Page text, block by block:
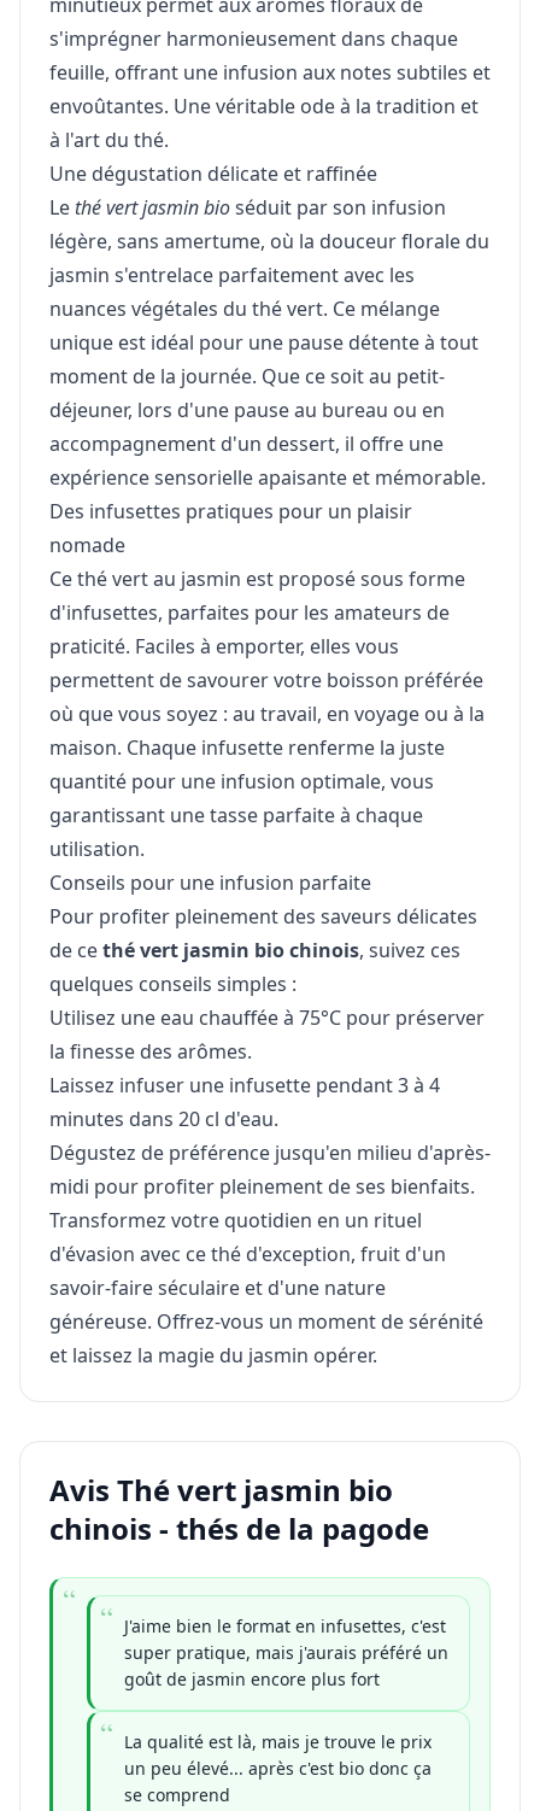
s'imprégner harmonieusement dans chaque
feuille, offrant une infusion aux notes subtiles et
envoûtantes. Une véritable ode à la tradition et
à l'art du thé.
Une dégustation délicate et raffinée
Le thé vert jasmin bioséduit par son infusion
légère, sans amertume, où la douceur florale du
jasmin s'entrelace parfaitement avec les
nuances végétales du thé vert. Ce mélange
unique est idéal pour une pause détente à tout
moment de la journée. Que ce soit au petit-
déjeuner, lors d'une pause au bureau ou en
accompagnement d'un dessert, il offre une
expérience sensorielle apaisante et mémorable.
Des infusettes pratiques pour un plaisir
nomade
Ce thé vert au jasmin est proposé sous forme
d'infusettes, parfaites pour les amateurs de
praticité. Faciles à emporter, elles vous
permettent de savourer votre boisson préférée
où que vous soyez : au travail, en voyage ou à la
maison. Chaque infusette renferme la juste
quantité pour une infusion optimale, vous
garantissant une tasse parfaite à chaque
utilisation.
Conseils pour une infusion parfaite
Pour profiter pleinement des saveurs délicates
de cethé vert jasmin bio chinois, suivez ces
quelques conseils simples :
Utilisez une eau chauffée à 75°C pour préserver
la finesse des arômes.
Laissez infuser une infusette pendant 3 à 4
minutes dans 20 cl d'eau.
Dégustez de préférence jusqu'en milieu d'après-
midi pour profiter pleinement de ses bienfaits.
Transformez votre quotidien en un rituel
d'évasion avec ce thé d'exception, fruit d'un
savoir-faire séculaire et d'une nature
généreuse. Offrez-vous un moment de sérénité
et laissez la magie du jasmin opérer.
Avis Thé vert jasmin bio
chinois - thés de la pagode
J'aime bien le format en infusettes, c'est
super pratique, mais j'aurais préféré un
goût de jasmin encore plus fort
La qualité est là, mais je trouve le prix
un peu élevé... après c'est bio donc ça
se comprend